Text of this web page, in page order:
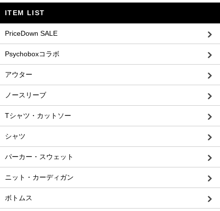
ITEM LIST
PriceDown SALE
Psychoboxコラボ
アウター
ノースリーブ
Tシャツ・カットソー
シャツ
パーカー・スウェット
ニット・カーディガン
ボトムス